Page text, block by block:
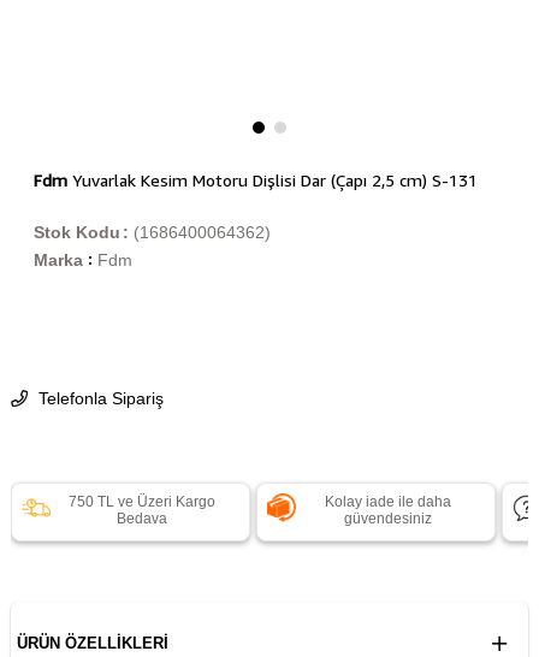
FdmYuvarlak Kesim Motoru Dişlisi Dar (Çapı 2,5 cm) S-131
(1686400064362)
Stok Kodu
Marka : Fdm
Telefonla Sipariş
750 TL ve Üzeri Kargo
Bedava
Kolay iade ile daha
güvendesiniz
ÜRÜN ÖZELLIKLERI